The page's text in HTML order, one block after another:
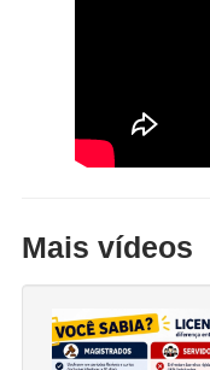
Mais vídeos